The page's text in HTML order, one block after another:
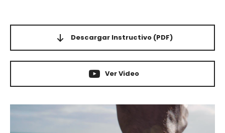
Descargar Instructivo (PDF)
Ver Video